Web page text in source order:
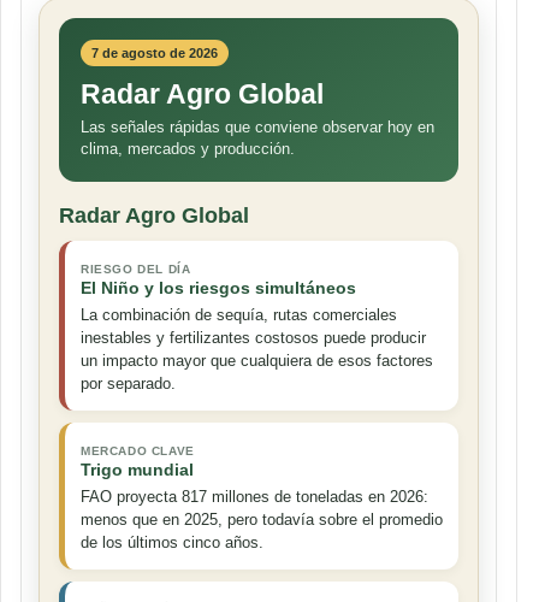
7 de agosto de 2026
Radar Agro Global
Las señales rápidas que conviene observar hoy en
clima, mercados y producción.
Radar Agro Global
RIESGO DEL DÍA
El Niño y los riesgos simultáneos
La combinación de sequía, rutas comerciales
inestables y fertilizantes costosos puede producir
un impacto mayor que cualquiera de esos factores
por separado.
MERCADO CLAVE
Trigo mundial
FAO proyecta 817 millones de toneladas en 2026:
menos que en 2025, pero todavía sobre el promedio
de los últimos cinco años.